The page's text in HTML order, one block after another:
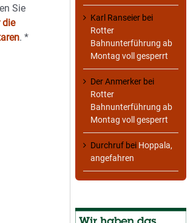
Sie
die
.*
Karl Ranseier bei
Rotter
Bahnunterführung ab
Montag voll gesperrt
Der Anmerker bei
Rotter
Bahnunterführung ab
Montag voll gesperrt
Durchruf bei Hoppala,
angefahren